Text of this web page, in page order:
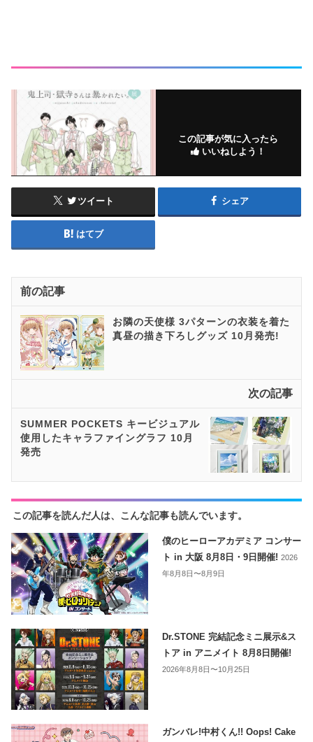
この記事が気に入ったら
いいねしよう！
ツイート シェア
はてブ
前の記事
お隣の天使様 3パターンの衣装を着た
真昼の描き下ろしグッズ 10月発売!
次の記事
SUMMER POCKETS キービジュアル
使用したキャラファイングラフ 10月
発売
この記事を読んだ人は、こんな記事も読んでいます。
僕のヒーローアカデミア コンサー
ト in 大阪 8月8日・9日開催!2026
年8月8日〜8月9日
Dr.STONE 完結記念ミニ展示&ス
トア in アニメイト 8月8日開催!
2026年8月8日〜10月25日
ガンバレ!中村くん!! Oops! Cake